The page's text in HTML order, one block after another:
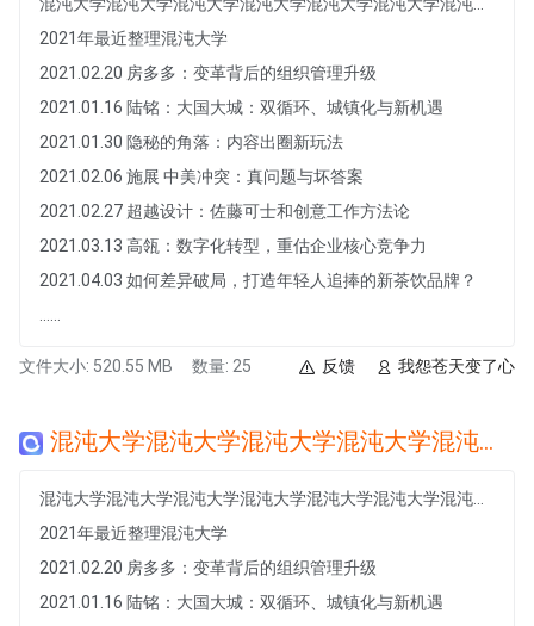
2021年最近整理混沌大学
2021.02.20 房多多：变革背后的组织管理升级
2021.01.16 陆铭：大国大城：双循环、城镇化与新机遇
2021.01.30 隐秘的角落：内容出圈新玩法
2021.02.06 施展 中美冲突：真问题与坏答案
2021.02.27 超越设计：佐藤可士和创意工作方法论
2021.03.13 高瓴：数字化转型，重估企业核心竞争力
2021.04.03 如何差异破局，打造年轻人追捧的新茶饮品牌？
文件大小: 520.55 MB 数量: 25 我怨苍天变了心
反馈
混沌大学混沌大学混沌大学混沌大学混沌大学混沌大学混沌大学混沌大学混沌大学混沌大学混沌大学混沌大学
2021年最近整理混沌大学
2021.02.20 房多多：变革背后的组织管理升级
2021.01.16 陆铭：大国大城：双循环、城镇化与新机遇